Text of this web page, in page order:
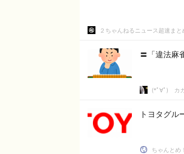
２ちゃんねるニュース超速まと
〓「違法麻
(*ﾟ∀ﾟ)ゞカ
トヨタグル
ちゃんとめ！